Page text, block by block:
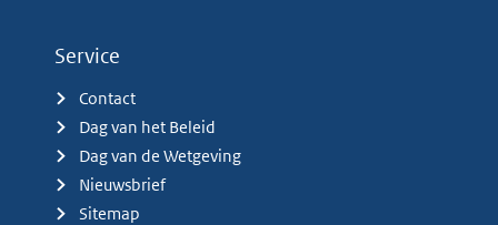
Service
Contact
Dag van het Beleid
Dag van de Wetgeving
Nieuwsbrief
Sitemap